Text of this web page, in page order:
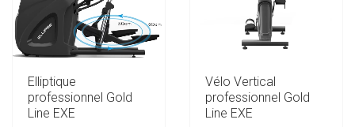
Elliptique
professionnel Gold
Line EXE
Vélo Vertical
professionnel Gold
Line EXE